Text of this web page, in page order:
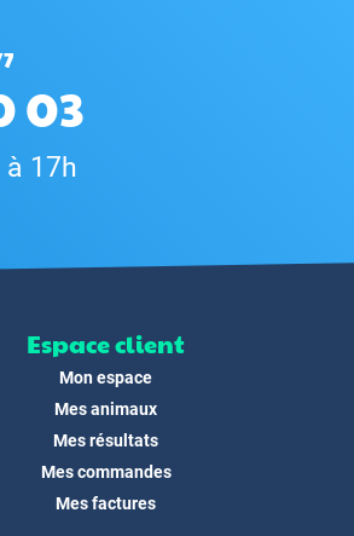
03
à 17h
Espace client
Mon espace
Mes animaux
Mes résultats
Mes commandes
Mes factures